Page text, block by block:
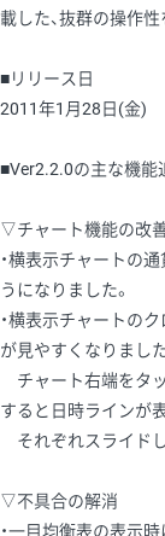
載した、抜群の操作
■リリース日
2011年1月28日(金)
■Ver2.2.0の主な機能
▽チャート機能の改
・横表示チャートの
うになりました。
・横表示チャートの
が見やすくなりました
チャート右端をタ
すると日時ラインが
それぞれスライド
▽不具合の解消
・一目均衡表の表示